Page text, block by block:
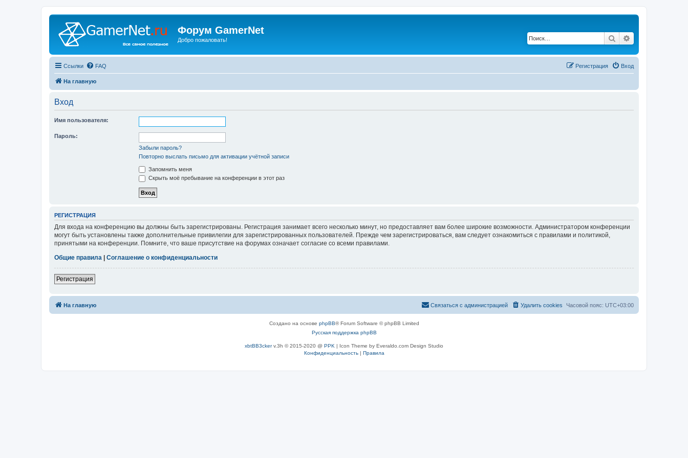
Форум GamerNet
Добро пожаловать! Поиск
Ссылки FAQ Вход
Регистрация
На главную
Вход
Имя пользователя:
Пароль:
Забыли пароль?
Повторно выслать письмо для активации учётной записи
Запомнить меня
Скрыть моё пребывание на конференции в этот раз
РЕГИСТРАЦИЯ
Для входа на конференцию вы должны быть зарегистрированы. Регистрация занимает всего несколько минут, но предоставляет вам более широкие возможности. Администратором конференции
могут быть установлены также дополнительные привилегии для зарегистрированных пользователей. Прежде чем зарегистрироваться, вам следует ознакомиться с правилами и политикой,
принятыми на конференции. Помните, что ваше присутствие на форумах означает согласие со всеми правилами.
Общие правила
Соглашение о конфиденциальности
Регистрация
На главную Часовой пояс: UTC+03:00
Удалить cookies
Связаться с администрацией
Создано на основе phpBB® Forum Software © phpBB Limited
Русская поддержка phpBB
xbtBB3ckerv.3h © 2015-2020 @ PPK | Icon Theme by Everaldo.com Design Studio
Конфиденциальность| Правила